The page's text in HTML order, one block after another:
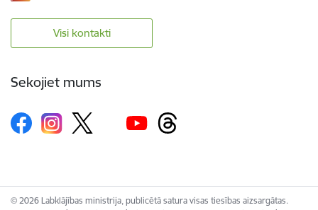
Visi kontakti
Sekojiet mums
© 2026 Labklājības ministrija, publicētā satura visas tiesības aizsargātas.